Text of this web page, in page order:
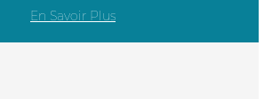
En Savoir Plus